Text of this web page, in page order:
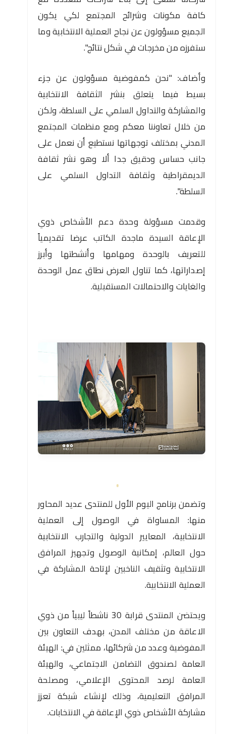
كافة مكونات وشرائح المجتمع لكي يكون
الجميع مسؤولون عن نجاح العملية الانتخابية وما
ستفرزه من مخرجات في شكل نتائج".
وأضاف: "نحن كمفوضية مسؤولون عن جزء
بسيط فيما يتعلق بنشر الثقافة الانتخابية
والمشاركة والتداول السلمي على السلطة، ولكن
من خلال تعاوننا معكم ومع منظمات المجتمع
المدني بمختلف توجهاتها نستطيع أن نعمل على
جانب حساس ودقيق جدا ألا وهو نشر ثقافة
الديمقراطية وثقافة التداول السلمي على
السلطة".
وقدمت مسؤولة وحدة دعم الأشخاص ذوي
الإعاقة السيدة ماجدة الكاتب عرضا تقديمياً
للتعريف بالوحدة ومهامها وأنشطتها وأبرز
إصداراتها، كما تناول العرض نطاق عمل الوحدة
والغايات والاحتمالات المستقبلية.
وتضمن برنامج اليوم الأول للمنتدى عديد المحاور
منها: المساواة في الوصول إلى العملية
الانتخابية، المعايير الدولية والتجارب الانتخابية
حول العالم، إمكانية الوصول وتجهيز المرافق
الانتخابية وتثقيف الناخبين لإتاحة المشاركة في
العملية الانتخابية.
ويحتضن المنتدى قرابة 30 ناشطاً ليبياً من ذوي
الاعاقة من مختلف المدن، بهدف التعاون بين
المفوضية وعدد من شركائها، ممثلين في: الهيئة
العامة لصندوق التضامن الاجتماعي، والهيئة
العامة لرصد المحتوى الإعلامي، ومصلحة
المرافق التعليمية، وذلك لإنشاء شبكة تعزز
مشاركة الأشخاص ذوي الإعاقة في الانتخابات.